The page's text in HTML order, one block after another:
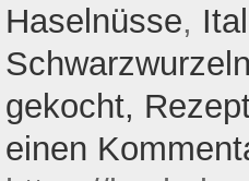
Haselnüsse,
gekocht,
einen